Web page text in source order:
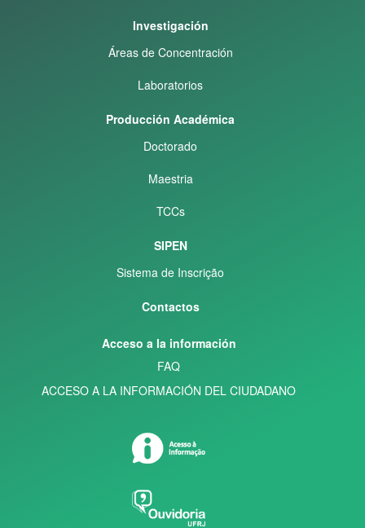
Investigación
Áreas de Concentración
Laboratorios
Producción Académica
Doctorado
Maestria
TCCs
SIPEN
Sistema de Inscrição
Contactos
Acceso a la información
FAQ
ACCESO A LA INFORMACIÓN DEL CIUDADANO